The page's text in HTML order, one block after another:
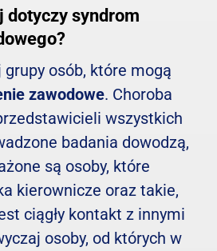
dotyczy syndrom
osób, które mogą
zawodowe. Choroba
wszystkich
badania dowodzą,
są osoby, które
kierownicze oraz takie,
ciągły kontakt z innymi
osoby, od których w